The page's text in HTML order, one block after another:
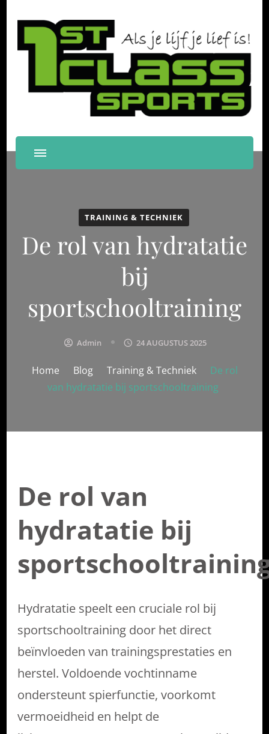
First Class Sports
Papendrecht
Als je lijf je lief is!
TRAINING & TECHNIEK
De rol van hydratatie
bij
sportschooltraining
Admin 24 AUGUSTUS 2025
Home Blog Training & Techniek
De rol
van hydratatie bij sportschooltraining
De rol van
hydratatie bij
Hydratatie speelt een cruciale rol bij
sportschooltraining door het direct
beïnvloeden van trainingsprestaties en
herstel. Voldoende vochtinname
ondersteunt spierfunctie, voorkomt
vermoeidheid en helpt de